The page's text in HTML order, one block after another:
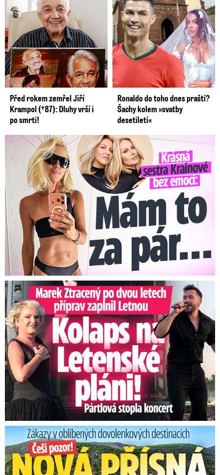
Před rokem zemřel Jiří
Krampol (†87): Dluhy vrší i
po smrti!
Ronaldo do toho dnes praští?
Šachy kolem »svatby
desetiletí«
Krásná sestra Krainové bez emocí: Mám to za pár…
Marek Ztracený na Letné: Pártlová stopla koncert
Zákazy v dovolenkových rájích: Restrikce proti naháčům!